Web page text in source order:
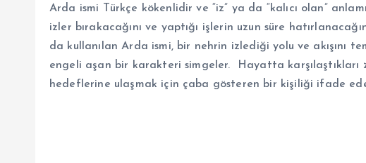
Arda ismi Türkçe kökenlidir ve “iz” ya da “kalıcı olan”
izler bırakacağını ve yaptığı işlerin uzun süre
da kullanılan Arda ismi, bir nehrin izlediği yolu ve akışını
engeli aşan bir karakteri simgeler. Hayatta karşılaştıkları
hedeflerine ulaşmak için çaba gösteren bir kişiliği ifade